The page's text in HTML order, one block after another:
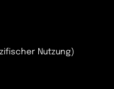
Nutzung)